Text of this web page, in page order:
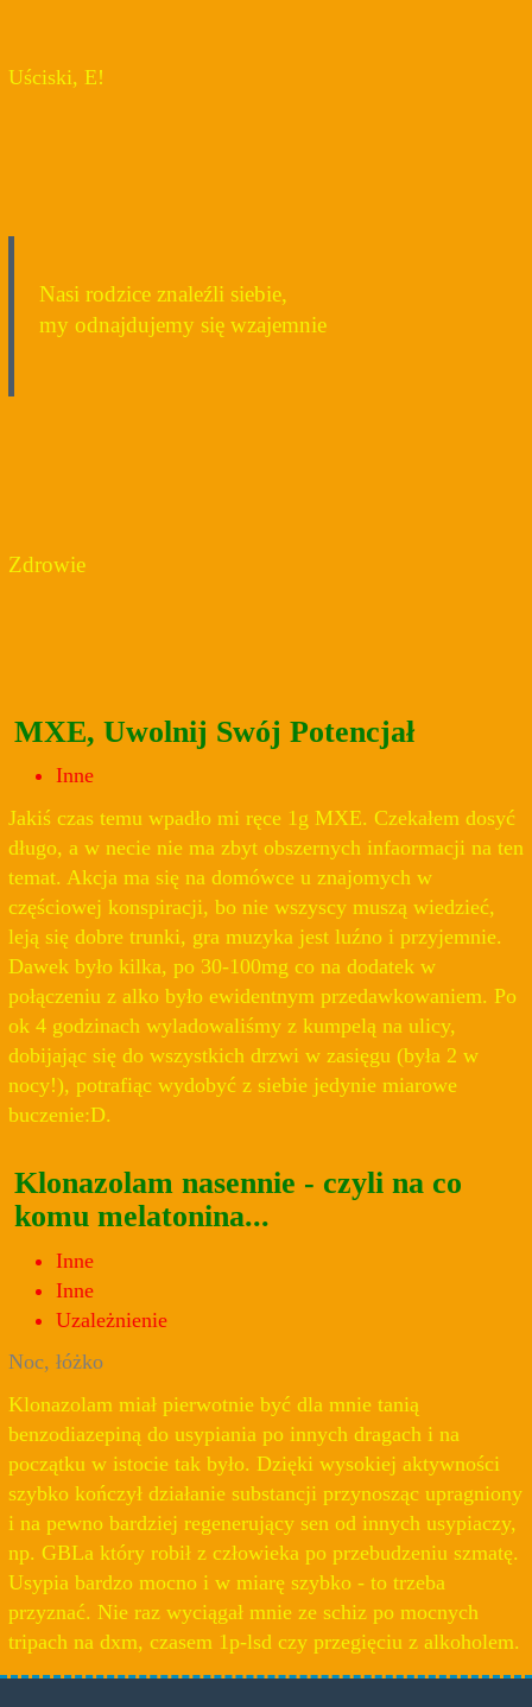
Uściski, E!
Nasi rodzice znaleźli siebie,
my odnajdujemy się wzajemnie
Zdrowie
MXE, Uwolnij Swój Potencjał
Inne
Jakiś czas temu wpadło mi ręce 1g MXE. Czekałem dosyć
długo, a w necie nie ma zbyt obszernych infaormacji na ten
temat. Akcja ma się na domówce u znajomych w
częściowej konspiracji, bo nie wszyscy muszą wiedzieć,
leją się dobre trunki, gra muzyka jest luźno i przyjemnie.
Dawek było kilka, po 30-100mg co na dodatek w
połączeniu z alko było ewidentnym przedawkowaniem. Po
ok 4 godzinach wyladowaliśmy z kumpelą na ulicy,
dobijając się do wszystkich drzwi w zasięgu (była 2 w
nocy!), potrafiąc wydobyć z siebie jedynie miarowe
buczenie:D.
Klonazolam nasennie - czyli na co
komu melatonina...
Inne
Inne
Uzależnienie
Noc, łóżko
Klonazolam miał pierwotnie być dla mnie tanią
benzodiazepiną do usypiania po innych dragach i na
początku w istocie tak było. Dzięki wysokiej aktywności
szybko kończył działanie substancji przynosząc upragniony
i na pewno bardziej regenerujący sen od innych usypiaczy,
np. GBLa który robił z człowieka po przebudzeniu szmatę.
Usypia bardzo mocno i w miarę szybko - to trzeba
przyznać. Nie raz wyciągał mnie ze schiz po mocnych
tripach na dxm, czasem 1p-lsd czy przegięciu z alkoholem.